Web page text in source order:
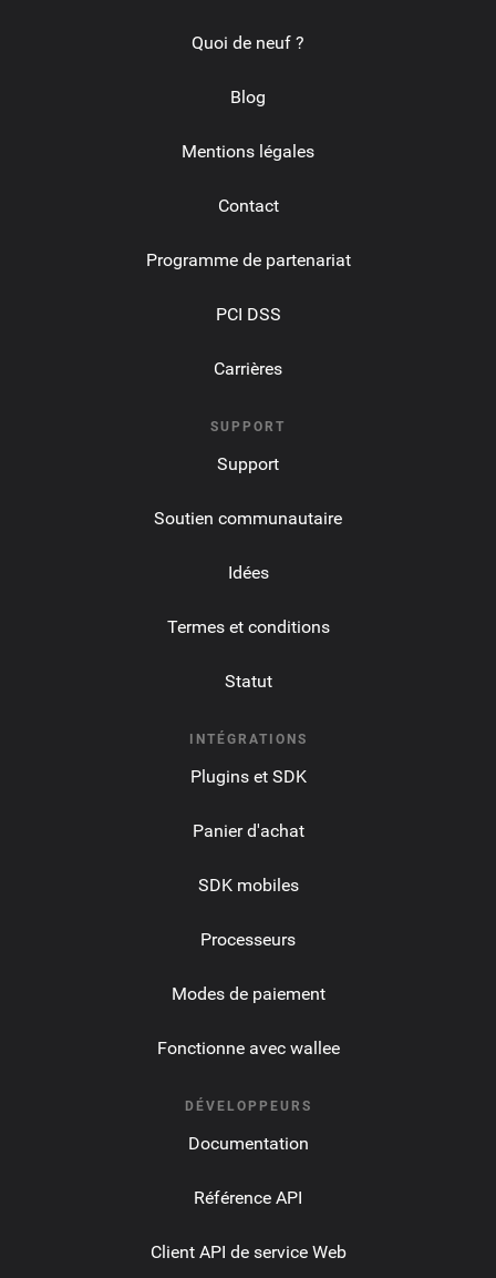
Quoi de neuf ?
Blog
Mentions légales
Contact
Programme de partenariat
PCI DSS
Carrières
SUPPORT
Support
Soutien communautaire
Idées
Termes et conditions
Statut
INTÉGRATIONS
Plugins et SDK
Panier d'achat
SDK mobiles
Processeurs
Modes de paiement
Fonctionne avec wallee
DÉVELOPPEURS
Documentation
Référence API
Client API de service Web